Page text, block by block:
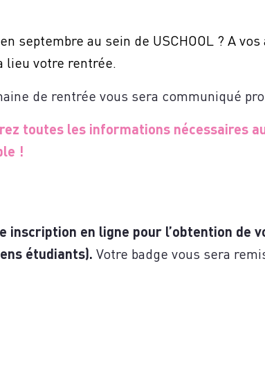
septembre au sein de USCHOOL ? A
lieu votre rentrée.
de rentrée vous sera communiqué
toutes les informations nécessaires
!
en ligne pour l’obtention de
étudiants). Votre badge vous sera